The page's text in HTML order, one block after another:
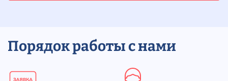
Порядок работы с нами